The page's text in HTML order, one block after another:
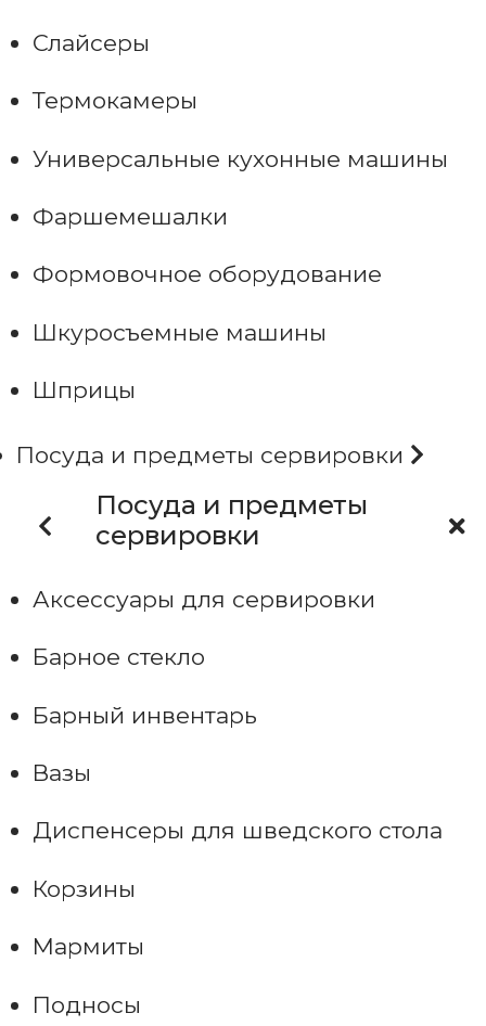
Слайсеры
Термокамеры
Универсальные кухонные машины
Фаршемешалки
Формовочное оборудование
Шкуросъемные машины
Шприцы
Посуда и предметы сервировки
Посуда и предметы
сервировки
Аксессуары для сервировки
Барное стекло
Барный инвентарь
Вазы
Диспенсеры для шведского стола
Корзины
Мармиты
Подносы